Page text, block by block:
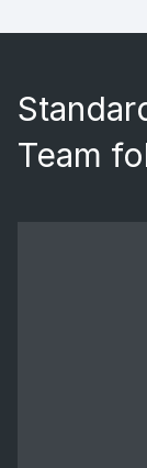
Team